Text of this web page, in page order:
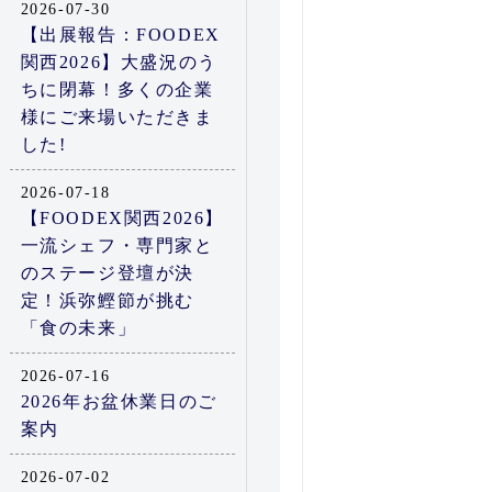
2026-07-30
【出展報告：FOODEX
関西2026】大盛況のう
ちに閉幕！多くの企業
様にご来場いただきま
した!
2026-07-18
【FOODEX関西2026】
一流シェフ・専門家と
のステージ登壇が決
定！浜弥鰹節が挑む
「食の未来」
2026-07-16
2026年お盆休業日のご
案内
2026-07-02